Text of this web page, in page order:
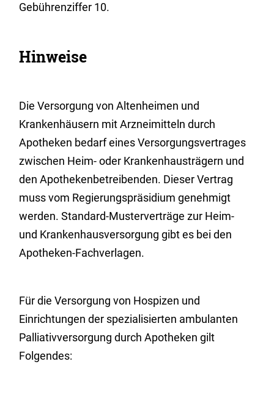
Gebührenziffer 10.
Hinweise
Die Versorgung von Altenheimen und
Krankenhäusern mit Arzneimitteln durch
Apotheken bedarf eines Versorgungsvertrages
zwischen Heim- oder Krankenhausträgern und
den Apothekenbetreibenden. Dieser Vertrag
muss vom Regierungspräsidium genehmigt
werden. Standard-Musterverträge zur Heim-
und Krankenhausversorgung gibt es bei den
Apotheken-Fachverlagen.
Für die Versorgung von Hospizen und
Einrichtungen der spezialisierten ambulanten
Palliativversorgung durch Apotheken gilt
Folgendes: